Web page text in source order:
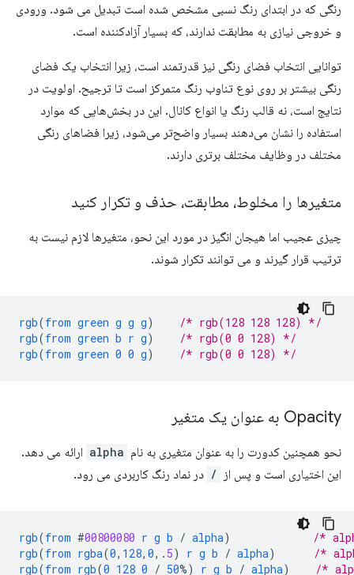
رنگی که در ابتدای رنگ نسبی مشخص شده است تبدیل می شود. ورودی
و خروجی نیازی به مطابقت ندارند، که بسیار آزادکننده است.
توانایی انتخاب فضای رنگی نیز قدرتمند است، زیرا انتخاب یک فضای
رنگی بیشتر بر روی نوع تناوب رنگ متمرکز است تا ترجیح. اولویت در
نتایج است، نه قالب رنگ یا انواع کانال. این در بخش‌هایی که موارد
استفاده را نشان می‌دهند بسیار واضح‌تر می‌شود، زیرا فضاهای رنگی
مختلف در وظایف مختلف برتری دارند.
متغیرها را مخلوط، مطابقت، حذف و تکرار کنید
چیزی عجیب اما هیجان انگیز در مورد این نحو، متغیرها لازم نیست به
ترتیب قرار گیرند و می توانند تکرار شوند.
rgb(from green g g g)
/* rgb(128 128 128) */
rgb(from green b r g)
/* rgb(0 0 128) */
rgb(from green 0 0 g) /* rgb(0 0 128) */
Opacity به عنوان یک متغیر
نحو همچنین کدورت را به عنوان متغیری به نام alpha ارائه می دهد.
این اختیاری است و پس از
/ در نماد رنگ کاربردی می رود.
rgb(from #00800080 r g b / alpha)
/*
rgb(from rgba(0, 128, 0, . 5) r g b / alpha)
/*
rgb(from rgb(0 128 0 / 50%) r g b / alpha) /*